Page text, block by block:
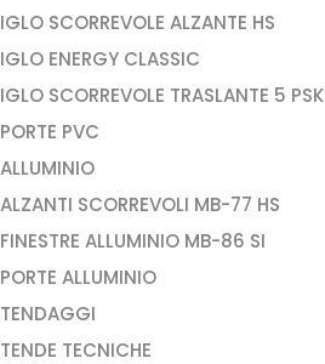
IGLO SCORREVOLE ALZANTE HS
IGLO ENERGY CLASSIC
IGLO SCORREVOLE TRASLANTE 5 PSK
PORTE PVC
ALLUMINIO
ALZANTI SCORREVOLI MB-77 HS
FINESTRE ALLUMINIO MB-86 SI
PORTE ALLUMINIO
TENDAGGI
TENDE TECNICHE